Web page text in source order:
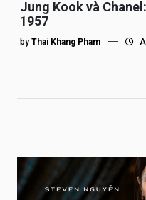
Jung Kook và
1957
by Thai Khang Pham